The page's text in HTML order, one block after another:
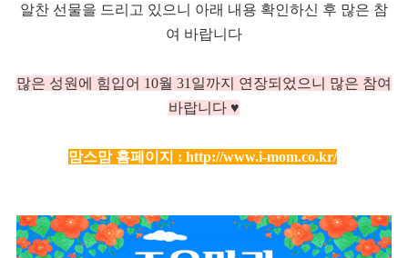
알찬 선물을 드리고 있으니 아래 내용 확인하신 후 많은 참
여 바랍니다
많은 성원에 힘입어 10월 31일까지 연장되었으니 많은 참여
바랍니다 ♥
맘스맘 홈페이지 : http://www.i-mom.co.kr/